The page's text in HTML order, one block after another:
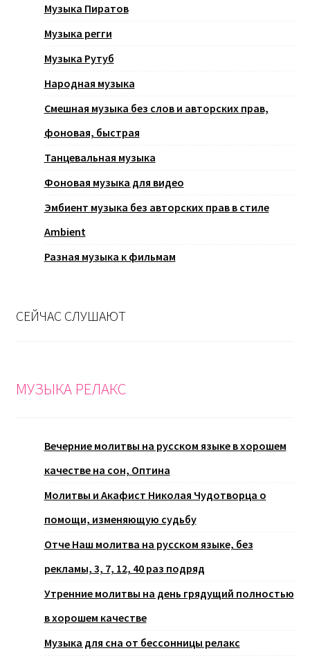
Музыка Пиратов
Музыка регги
Музыка Рутуб
Народная музыка
Смешная музыка без слов и авторских прав,
фоновая, быстрая
Танцевальная музыка
Фоновая музыка для видео
Эмбиент музыка без авторских прав в стиле
Ambient
Разная музыка к фильмам
СЕЙЧАС СЛУШАЮТ
МУЗЫКА РЕЛАКС
Вечерние молитвы на русском языке в хорошем
качестве на сон, Оптина
Молитвы и Акафист Николая Чудотворца о
помощи, изменяющую судьбу
Отче Наш молитва на русском языке, без
рекламы, 3, 7, 12, 40 раз подряд
Утренние молитвы на день грядущий полностью
в хорошем качестве
Музыка для сна от бессонницы релакс